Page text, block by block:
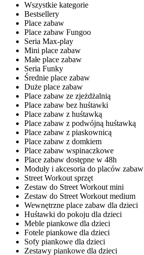
Wszystkie kategorie
Bestsellery
Place zabaw
Place zabaw Fungoo
Seria Max-play
Mini place zabaw
Małe place zabaw
Seria Funky
Średnie place zabaw
Duże place zabaw
Place zabaw ze zjeżdżalnią
Place zabaw bez huśtawki
Place zabaw z huśtawką
Place zabaw z podwójną huśtawką
Place zabaw z piaskownicą
Place zabaw z domkiem
Place zabaw wspinaczkowe
Place zabaw dostępne w 48h
Moduły i akcesoria do placów zabaw
Street Workout sprzęt
Zestaw do Street Workout mini
Zestaw do Street Workout medium
Wewnętrzne place zabaw dla dzieci
Huśtawki do pokoju dla dzieci
Meble piankowe dla dzieci
Fotele piankowe dla dzieci
Sofy piankowe dla dzieci
Zestawy piankowe dla dzieci